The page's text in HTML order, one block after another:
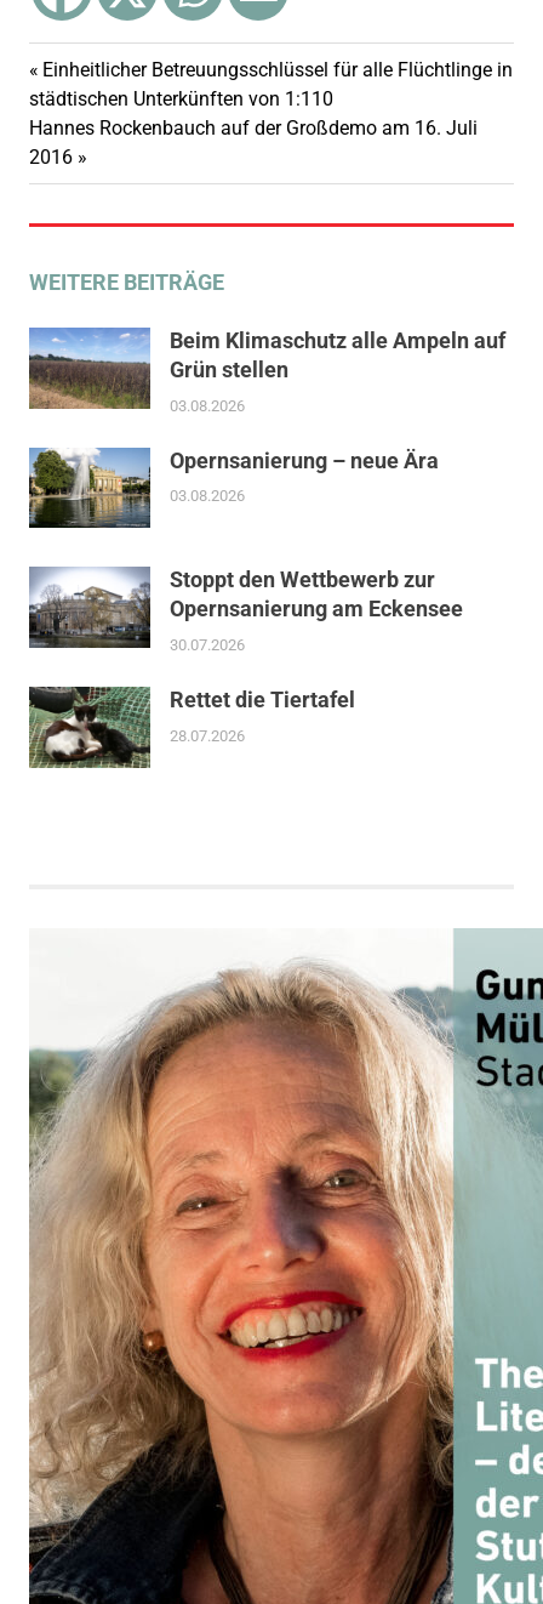
Beitragsnavigation
Vorheriger
Beitrag:
Einheitlicher Betreuungsschlüssel für alle Flüchtlinge in
städtischen Unterkünften von 1:110
Nächster
Beitrag:
Hannes Rockenbauch auf der Großdemo am 16. Juli
2016
WEITERE BEITRÄGE
Beim Klimaschutz alle Ampeln auf
Grün stellen
03.08.2026
Opernsanierung – neue Ära
03.08.2026
Stoppt den Wettbewerb zur
Opernsanierung am Eckensee
30.07.2026
Rettet die Tiertafel
28.07.2026